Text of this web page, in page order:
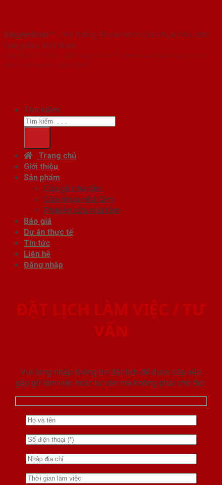
SaigonDoor™ - Hệ thống Showroom cửa nhựa nhà tắm
hàng đầu Việt Nam
Copyright ⓒ 2016 – 2026 SaigonDoor™ - www.cuanhuanhatam.com |
Đơn vị chủ quản SaigonDoor
Tìm kiếm:
Trang chủ
Giới thiệu
Sản phẩm
Cửa gỗ nhà tắm
Cửa nhựa nhà tắm
Phụ kiện cửa nhà tắm
Báo giá
Dự án thực tế
Tin tức
Liên hệ
Đăng nhập
ĐẶT LỊCH LÀM VIỆC / TƯ
VẤN
Vui lòng nhập thông tin đặt lịch để được sắp xếp
gặp gỡ làm việc hoăc tư vấn mà không phải chờ đợi.